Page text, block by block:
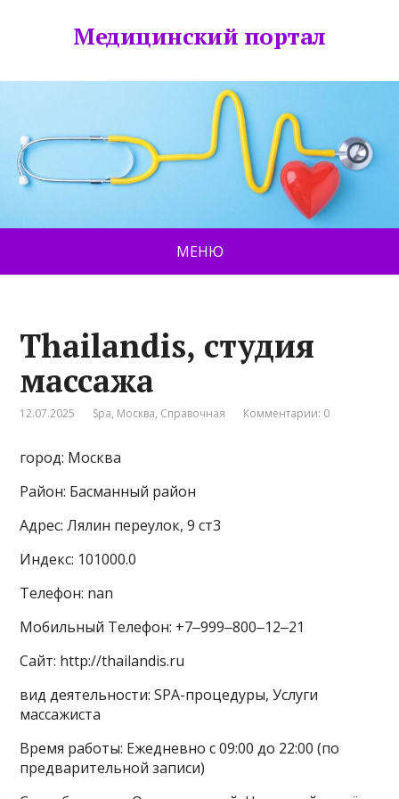
Медицинский портал
МЕНЮ
Thailandis, студия
массажа
12.07.2025 Spa, Москва, Справочная Комментарии: 0
город: Москва
Район: Басманный район
Адрес: Лялин переулок, 9 ст3
Индекс: 101000.0
Телефон: nan
Мобильный Телефон: +7‒999‒800‒12‒21
Сайт: http://thailandis.ru
вид деятельности: SPA-процедуры, Услуги
массажиста
Время работы: Ежедневно с 09:00 до 22:00 (по
предварительной записи)